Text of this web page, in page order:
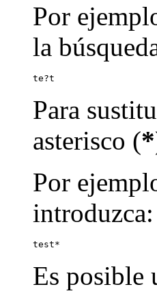
Por
la
te?t
Para
asterisco (*
Por
introduzca:
test*
Es posible